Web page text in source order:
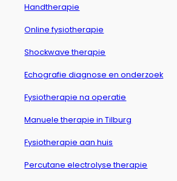
Handtherapie
Online fysiotherapie
Shockwave therapie
Echografie diagnose en onderzoek
Fysiotherapie na operatie
Manuele therapie in Tilburg
Fysiotherapie aan huis
Percutane electrolyse therapie